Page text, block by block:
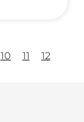
10 11 12